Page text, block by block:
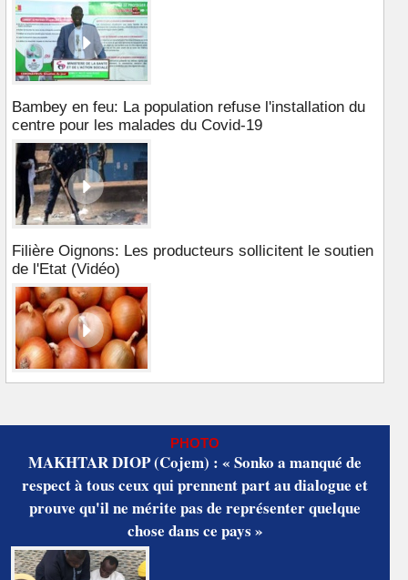
Bambey en feu: La population refuse l'installation du
centre pour les malades du Covid-19
Filière Oignons: Les producteurs sollicitent le soutien
de l'Etat (Vidéo)
PHOTO
MAKHTAR DIOP (Cojem) : « Sonko a manqué de
respect à tous ceux qui prennent part au dialogue et
prouve qu'il ne mérite pas de représenter quelque
chose dans ce pays »